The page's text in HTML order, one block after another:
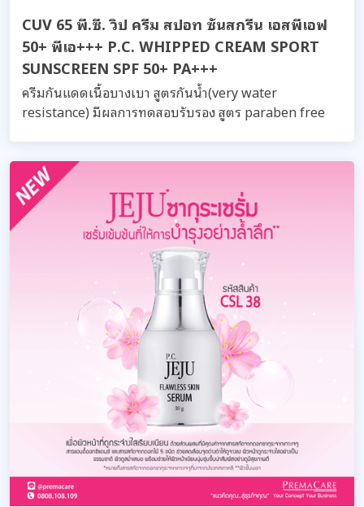
CUV 65 พี.ซี. วิป ครีม สปอท ซันสกรีน เอสพีเอฟ
50+ พีเอ+++ P.C. WHIPPED CREAM SPORT
SUNSCREEN SPF 50+ PA+++
ครีมกันแดดเนื้อบางเบา สูตรกันน้ำ(very water
resistance) มีผลการทดสอบรับรอง สูตร paraben free